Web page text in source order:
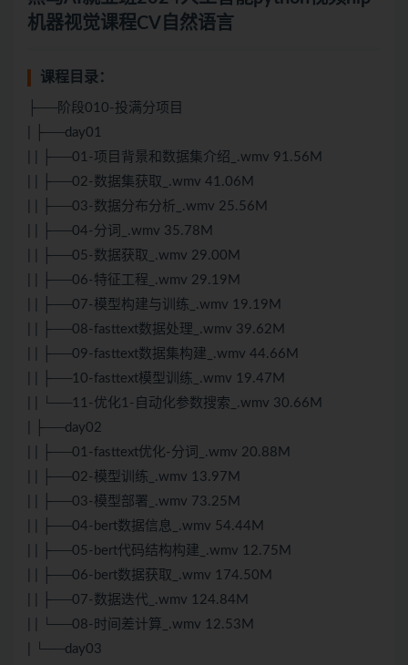
机器视觉课程CV自然语言
课程目录：
├──阶段010-投满分项目
| ├──day01
| | ├──01-项目背景和数据集介绍_.wmv 91.56M
| | ├──02-数据集获取_.wmv 41.06M
| | ├──03-数据分布分析_.wmv 25.56M
| | ├──04-分词_.wmv 35.78M
| | ├──05-数据获取_.wmv 29.00M
| | ├──06-特征工程_.wmv 29.19M
| | ├──07-模型构建与训练_.wmv 19.19M
| | ├──08-fasttext数据处理_.wmv 39.62M
| | ├──09-fasttext数据集构建_.wmv 44.66M
| | ├──10-fasttext模型训练_.wmv 19.47M
| | └──11-优化1-自动化参数搜索_.wmv 30.66M
| ├──day02
| | ├──01-fasttext优化-分词_.wmv 20.88M
| | ├──02-模型训练_.wmv 13.97M
| | ├──03-模型部署_.wmv 73.25M
| | ├──04-bert数据信息_.wmv 54.44M
| | ├──05-bert代码结构构建_.wmv 12.75M
| | ├──06-bert数据获取_.wmv 174.50M
| | ├──07-数据迭代_.wmv 124.84M
| | └──08-时间差计算_.wmv 12.53M
| └──day03